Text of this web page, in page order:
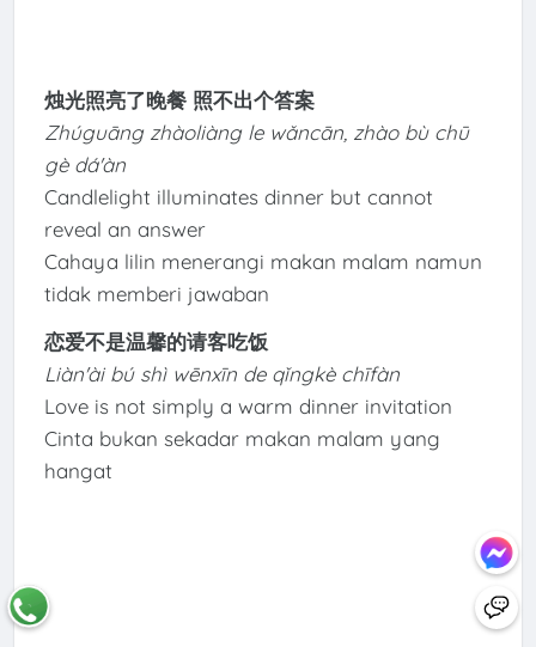
烛光照亮了晚餐 照不出个答案
Zhúguāng zhàoliàng le wǎncān, zhào bù chū
gè dá'àn
Candlelight illuminates dinner but cannot
reveal an answer
Cahaya lilin menerangi makan malam namun
tidak memberi jawaban
恋爱不是温馨的请客吃饭
Liàn'ài bú shì wēnxīn de qǐngkè chīfàn
Love is not simply a warm dinner invitation
Cinta bukan sekadar makan malam yang
hangat